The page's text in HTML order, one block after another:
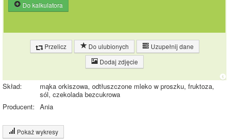
Do kalkulatora
Przelicz Do ulubionych
Uzupełnij dane
Dodaj zdjęcie
Skład:
mąka orkiszowa, odtłuszczone mleko w proszku, fruktoza,
sól, czekolada bezcukrowa
Producent: Ania
Pokaż wykresy